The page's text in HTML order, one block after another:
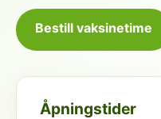
Bestill vaksinetime
Åpningstider